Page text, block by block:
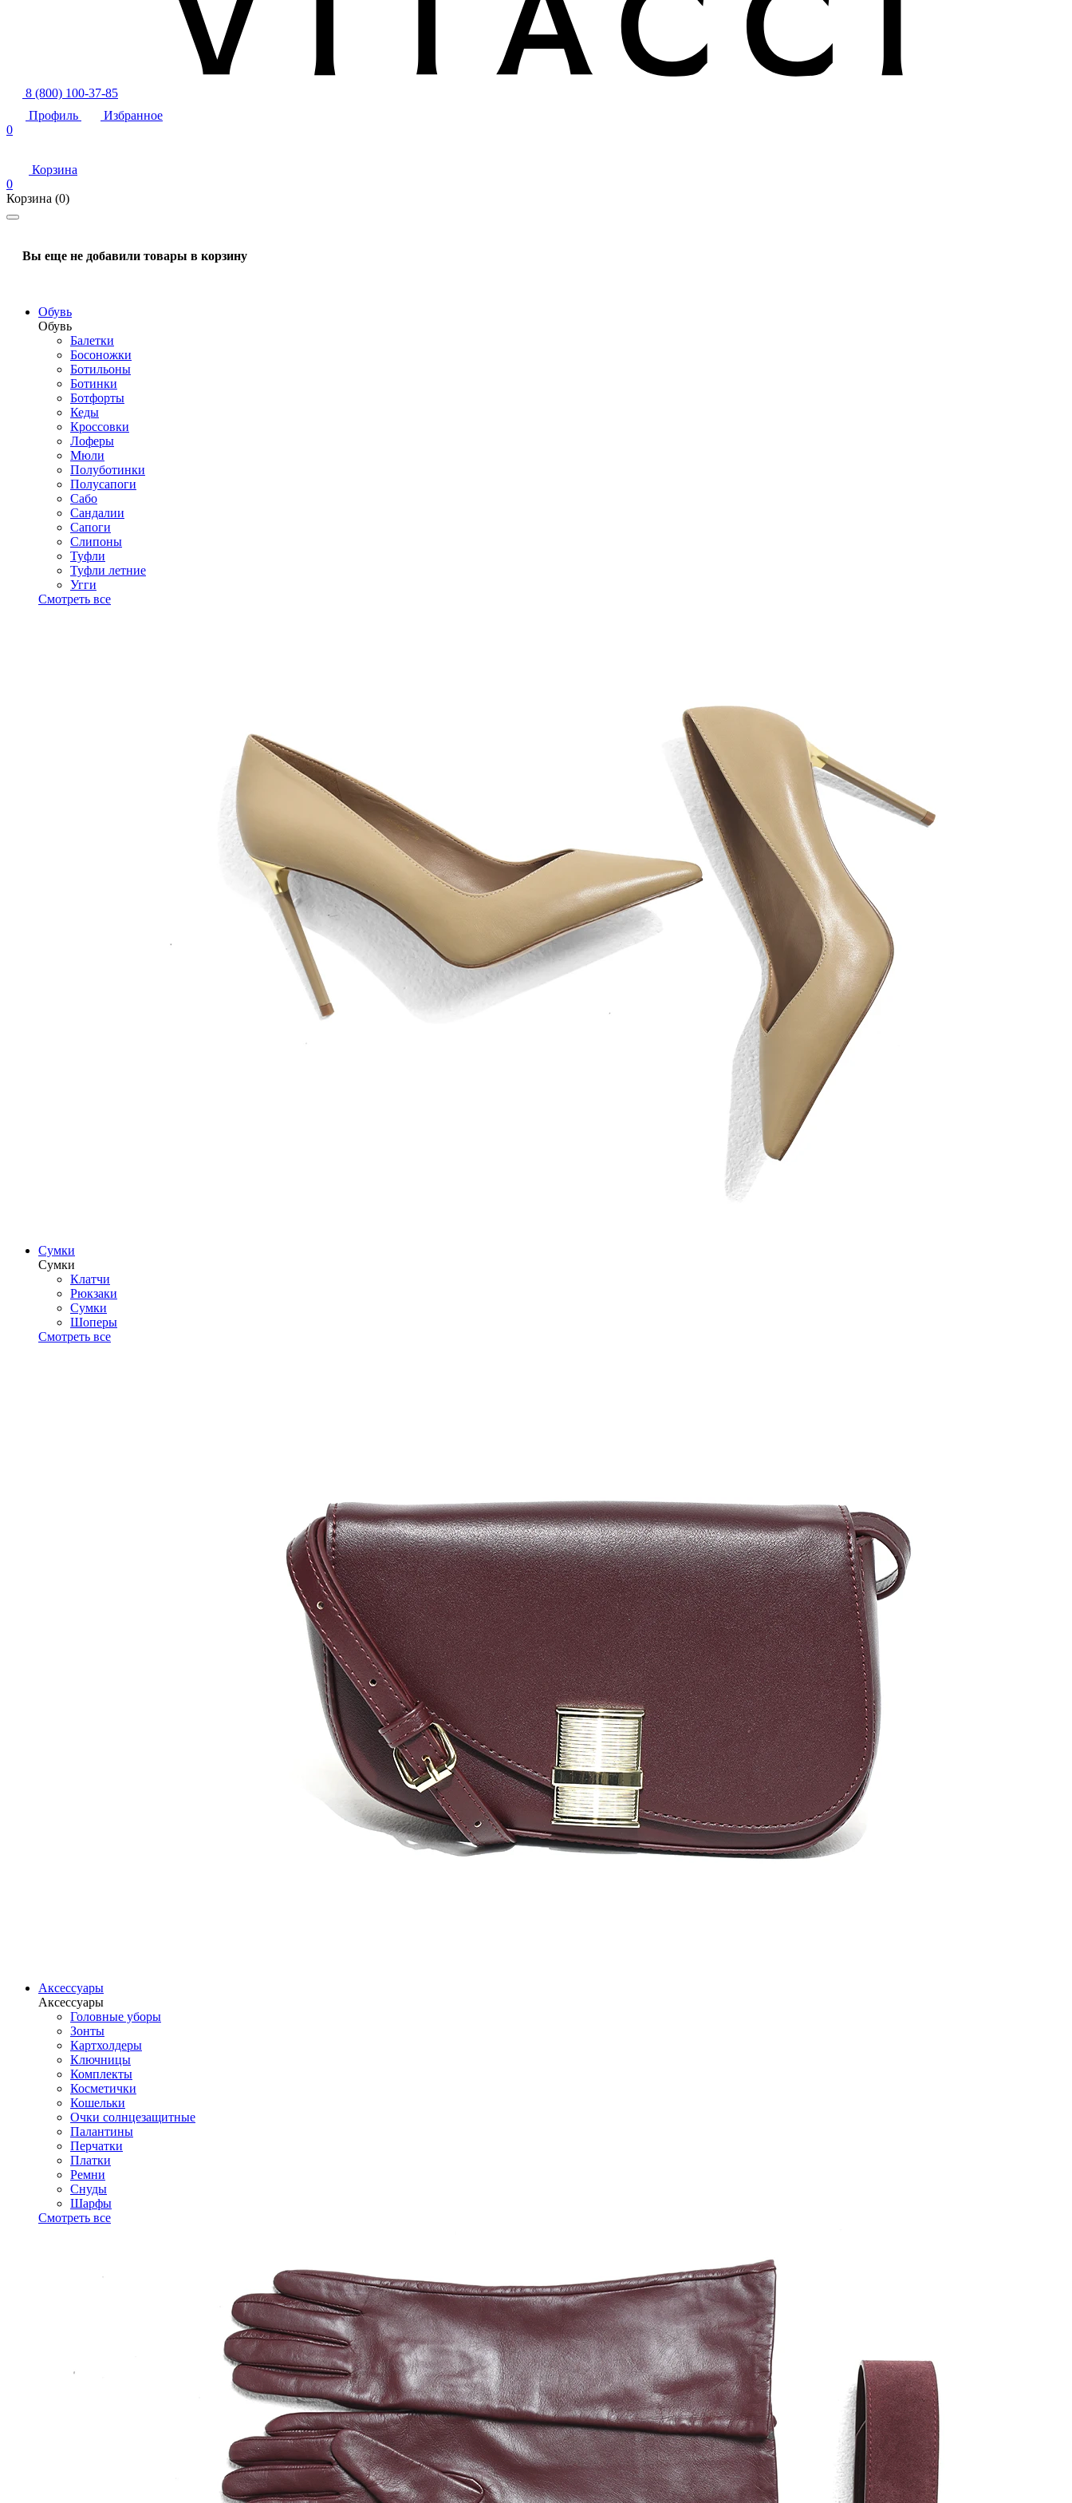
8 (800) 100-37-85
Профиль
Избранное
0
Корзина
0
Корзина (0)
Вы еще не добавили товары в корзину
Обувь
Обувь
Балетки
Босоножки
Ботильоны
Ботинки
Ботфорты
Кеды
Кроссовки
Лоферы
Мюли
Полуботинки
Полусапоги
Сабо
Сандалии
Сапоги
Слипоны
Туфли
Туфли летние
Угги
Смотреть все
Сумки
Сумки
Клатчи
Рюкзаки
Сумки
Шоперы
Смотреть все
Аксессуары
Аксессуары
Головные уборы
Зонты
Картхолдеры
Ключницы
Комплекты
Косметички
Кошельки
Очки солнцезащитные
Палантины
Перчатки
Платки
Ремни
Снуды
Шарфы
Смотреть все